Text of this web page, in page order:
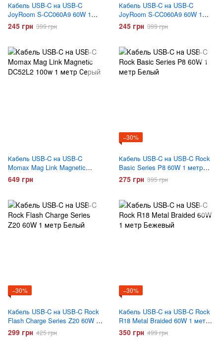
Кабель USB-C на USB-C
JoyRoom S-CC060A9 60W 1
метр Черный
245 грн 399 грн
Кабель USB-C на USB-C
JoyRoom S-CC060A9 60W 1
метр Белый
245 грн 399 грн
Кабель USB-C на USB-C
Momax Mag Link Magnetic
DC52L2 100w 1 метр Серый
649 грн
−30%
Кабель USB-C на USB-C Rock
Basic Series P8 60W 1 метр
Белый
275 грн 395 грн
−30%
Кабель USB-C на USB-C Rock
Flash Charge Series Z20 60W 1
метр Белый
299 грн 425 грн
−30%
Кабель USB-C на USB-C Rock
R18 Metal Braided 60W 1 метр
Бежевый
350 грн 499 грн